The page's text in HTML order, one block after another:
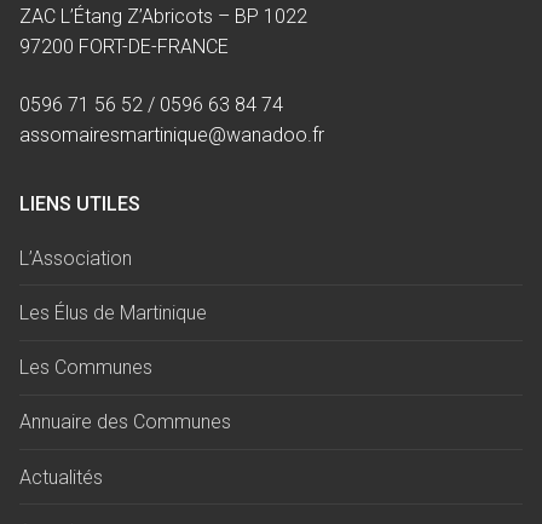
ZAC L’Étang Z’Abricots – BP 1022
97200 FORT-DE-FRANCE
0596 71 56 52 / 0596 63 84 74
assomairesmartinique@wanadoo.fr
LIENS UTILES
L’Association
Les Élus de Martinique
Les Communes
Annuaire des Communes
Actualités